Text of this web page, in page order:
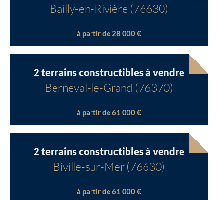
Bailly-en-Rivière (76630)
à partir de 28 000 €
2 terrains constructibles à vendre
Berneval-le-Grand (76370)
à partir de 61 000 €
2 terrains constructibles à vendre
Biville-sur-Mer (76630)
à partir de 61 000 €